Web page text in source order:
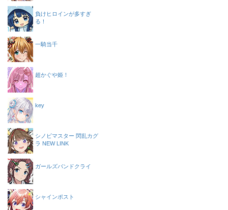
負けヒロインが多すぎ
る！
一騎当千
超かぐや姫！
key
シノビマスター 閃乱カグ
ラ NEW LINK
ガールズバンドクライ
シャインポスト